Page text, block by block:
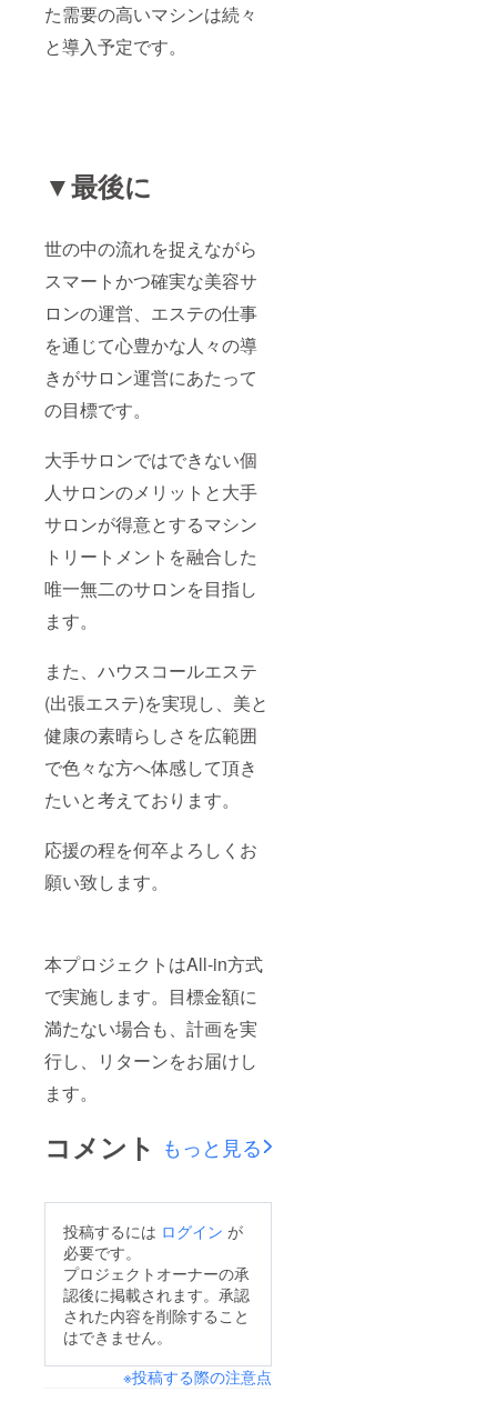
た需要の高いマシンは続々
と導入予定です。
▼最後に
世の中の流れを捉えながら
スマートかつ確実な美容サ
ロンの運営、エステの仕事
を通じて心豊かな人々の導
きがサロン運営にあたって
の目標です。
大手サロンではできない個
人サロンのメリットと大手
サロンが得意とするマシン
トリートメントを融合した
唯一無二のサロンを目指し
ます。
また、ハウスコールエステ
(出張エステ)を実現し、美と
健康の素晴らしさを広範囲
で色々な方へ体感して頂き
たいと考えております。
応援の程を何卒よろしくお
願い致します。
本プロジェクトはAll-in方式
で実施します。目標金額に
満たない場合も、計画を実
行し、リターンをお届けし
ます。
コメント もっと見る
投稿するには ログイン が
必要です。
プロジェクトオーナーの承
認後に掲載されます。承認
された内容を削除すること
はできません。
※投稿する際の注意点